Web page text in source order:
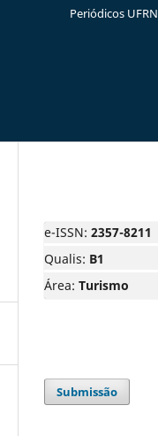
Periódicos UFRN
e-ISSN: 2357-8211
Qualis: B1
Área: Turismo
Submissão